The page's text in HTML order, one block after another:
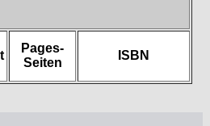
Pages-
Seiten
ISBN